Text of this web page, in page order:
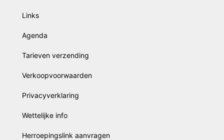
Links
Agenda
Tarieven verzending
Verkoopvoorwaarden
Privacyverklaring
Wettelijke info
Herroepingslink aanvragen